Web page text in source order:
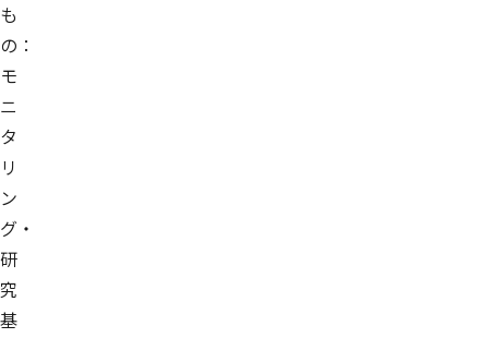
も
の：
モ
ニ
タ
リ
ン
グ・
研
究
基